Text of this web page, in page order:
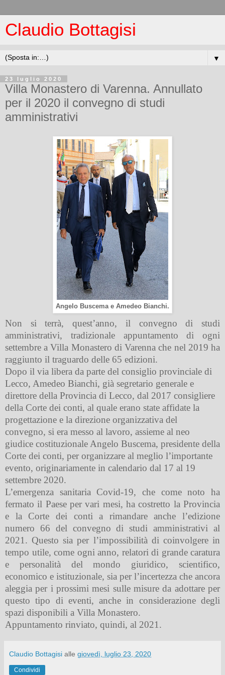
Claudio Bottagisi
▼
23 luglio 2020
Villa Monastero di Varenna. Annullato
per il 2020 il convegno di studi
amministrativi
Angelo Buscema e Amedeo Bianchi.
Non si terrà, quest’anno, il convegno di studi
amministrativi, tradizionale appuntamento di ogni
settembre a Villa Monastero di Varenna che nel 2019 ha
raggiunto il traguardo delle 65 edizioni.
Dopo il via libera da parte del consiglio provinciale di
Lecco, Amedeo Bianchi, già segretario generale e
direttore della Provincia di Lecco, dal 2017 consigliere
della Corte dei conti, al quale erano state affidate la
progettazione e la direzione organizzativa del
convegno, si era messo al lavoro, assieme al neo
giudice costituzionale Angelo Buscema, presidente della
Corte dei conti, per organizzare al meglio l’importante
evento, originariamente in calendario dal 17 al 19
settembre 2020.
L’emergenza sanitaria Covid-19, che come noto ha
fermato il Paese per vari mesi, ha costretto la Provincia
e la Corte dei conti a rimandare anche l’edizione
numero 66 del convegno di studi amministrativi al
2021. Questo sia per l’impossibilità di coinvolgere in
tempo utile, come ogni anno, relatori di grande caratura
e personalità del mondo giuridico, scientifico,
economico e istituzionale, sia per l’incertezza che ancora
aleggia per i prossimi mesi sulle misure da adottare per
questo tipo di eventi, anche in considerazione degli
spazi disponibili a Villa Monastero.
Appuntamento rinviato, quindi, al 2021.
Claudio Bottagisi alle giovedì, luglio 23, 2020
Condividi